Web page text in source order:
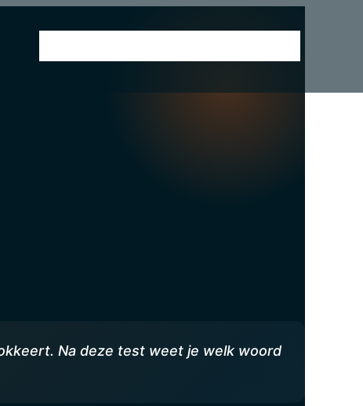
Na deze test weet je welk woord